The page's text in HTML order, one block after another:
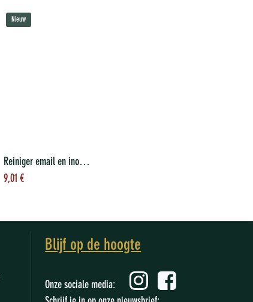
Nieuw
Reiniger email en inox 300 g
9,01 €
Blijf op de hoogte
Onze sociale media: